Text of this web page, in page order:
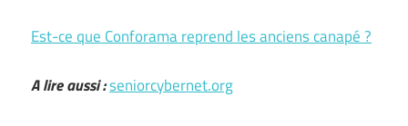
Est-ce que Conforama reprend les anciens canapé ?
A lire aussi :seniorcybernet.org